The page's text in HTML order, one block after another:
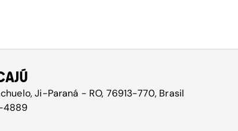
Ji-Paraná - RO, 76913-770, Brasil
4889